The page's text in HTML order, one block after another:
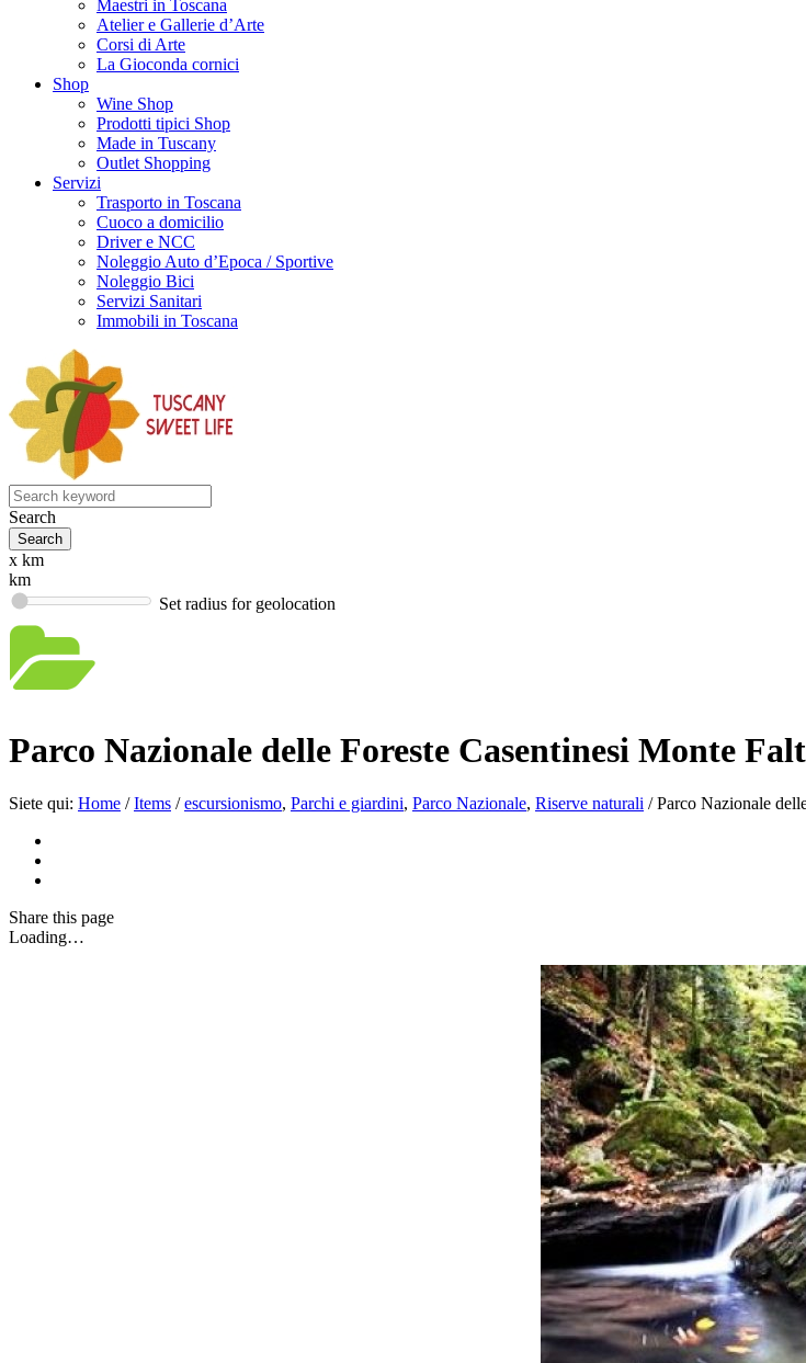
Maestri in Toscana
Atelier e Gallerie d’Arte
Corsi di Arte
La Gioconda cornici
Shop
Wine Shop
Prodotti tipici Shop
Made in Tuscany
Outlet Shopping
Servizi
Trasporto in Toscana
Cuoco a domicilio
Driver e NCC
Noleggio Auto d’Epoca / Sportive
Noleggio Bici
Servizi Sanitari
Immobili in Toscana
Search
x km
km
Set radius for geolocation
Parco Nazionale delle Foreste Casentinesi Monte
Siete qui: Home / Items / escursionismo, Parchi e giardini, Parco Nazionale, Riserve naturali / Parco Nazionale
Share this page
Loading…